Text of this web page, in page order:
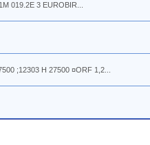
019.2E 3 EUROBIR...
;12303 H 27500 ¤ORF 1,2...